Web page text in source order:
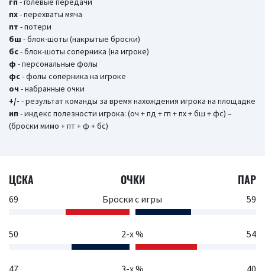
пх- перехваты мяча
пт - потери
бш - блок-шоты (накрытые броски)
бc- блок-шоты соперника (на игроке)
ф - персональные фолы
фс- фолы соперника на игроке
оч - набранные очки
+/- - результат команды за время нахождения игрока на площадке
ип - индекс полезности игрока: (оч + пд + гп + пх + бш + фс) –
(броски мимо + пт + ф + бс)
ЦСКА ОЧКИ ПАР
69 Броски с игры 59
50 2-х % 54
47 3-х % 40